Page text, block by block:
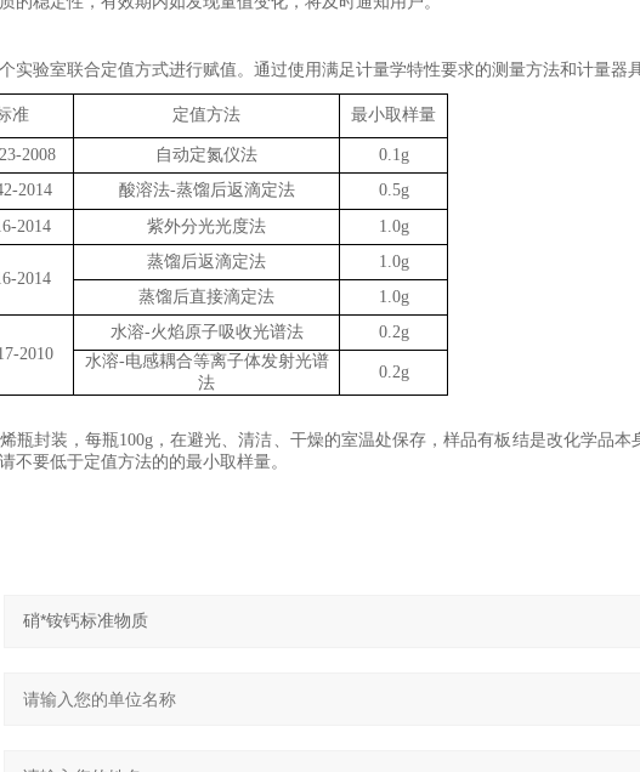
实验室联合定值方式进行赋值。 通过使用满足计量学特性要求的测量方法和计量器
准 定值方法 最小取样量
2008 自动定氮仪法
0.1g
2014
酸溶法-蒸馏后返滴定法
0.5g
2014 紫外分光光度法 1.0g
2014
蒸馏后返滴定法
1.0g
蒸馏后直接滴定法
1.0g
2010
水溶-火焰原子吸收光谱法
0.2g
水溶-电感耦合等离子体发射光谱
法
0.2g
瓶封装，每瓶100g ，在避光、清洁、 干燥的室温处保存 ，样品有板结是改化学品本
不要低于定值方法的的最小取样量。